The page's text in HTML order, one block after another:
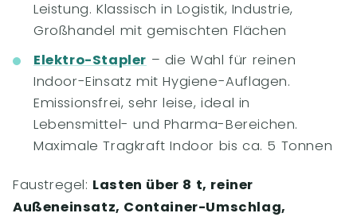
Leistung. Klassisch in Logistik, Industrie,
Großhandel mit gemischten Flächen
Elektro-Stapler – die Wahl für reinen
Indoor-Einsatz mit Hygiene-Auflagen.
Emissionsfrei, sehr leise, ideal in
Lebensmittel- und Pharma-Bereichen.
Maximale Tragkraft Indoor bis ca. 5 Tonnen
Faustregel: Lasten über 8 t, reiner
Außeneinsatz, Container-Umschlag,